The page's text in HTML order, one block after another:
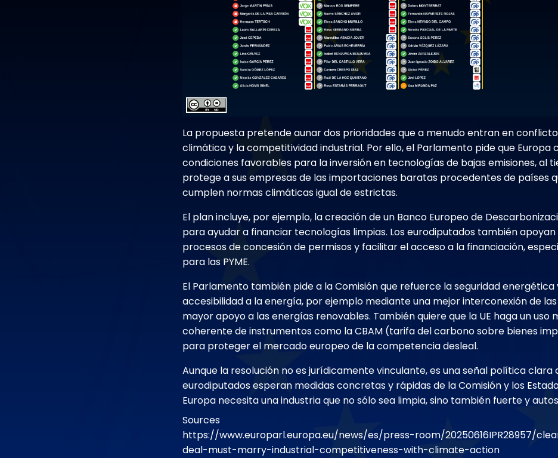
La propuesta pretende aunar dos prioridades que a menudo entran en
climática y la competitividad industrial. Por ello, el Parlamento pide que Europa
condiciones favorables para la inversión en tecnologías de bajas emisiones, al
protege a sus empresas de las importaciones baratas procedentes de países
cumplen normas climáticas igual de estrictas.
El plan incluye, por ejemplo, la creación de un Banco Europeo de
para ayudar a financiar tecnologías limpias. Los eurodiputados también apoyan
procesos de concesión de permisos y facilitar el acceso a la financiación,
para las PYME.
El Parlamento también pide a la Comisión que refuerce la seguridad energética
accesibilidad a la energía, por ejemplo mediante una mejor interconexión de
mayor apoyo a las energías renovables. También quiere que la UE haga un uso
coherente de instrumentos como la CBAM (tarifa del carbono sobre bienes
para proteger el mercado europeo de la competencia desleal.
Aunque la resolución no es jurídicamente vinculante, es una señal política clara
eurodiputados esperan medidas concretas y rápidas de la Comisión y los
Europa necesita una industria que no sólo sea limpia, sino también fuerte y
Sources
https://www.europarl.europa.eu/news/es/press-room/20250616IPR28957/
deal-must-marry-industrial-competitiveness-with-climate-action